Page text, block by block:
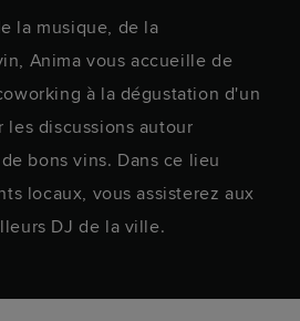
la musique, de la
Anima vous accueille de
à la dégustation d'un
les discussions autour
bons vins. Dans ce lieu
locaux, vous assisterez aux
DJ de la ville.